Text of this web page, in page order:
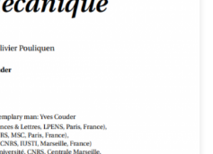
Ben Amar, Laurent Limat,
348, issue 6-7 (2020), p. 393-
the article - Cliquez sur l'image